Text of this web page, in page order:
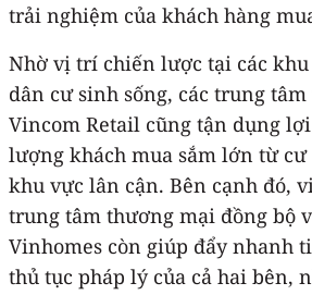
trải nghiệm của khách hàng
Nhờ vị trí chiến lược tại các
dân cư sinh sống, các trung
Vincom Retail cũng tận dụng
lượng khách mua sắm lớn từ cư
khu vực lân cận. Bên cạnh đó,
trung tâm thương mại đồng bộ
Vinhomes còn giúp đẩy nhanh
thủ tục pháp lý của cả hai bên,